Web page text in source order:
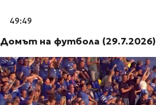
49:49
Домът на футбола (29.7.2026)